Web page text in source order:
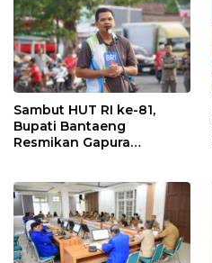
Sambut HUT RI ke-81,
Bupati Bantaeng
Resmikan Gapura